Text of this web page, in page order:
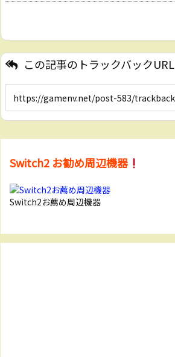
この記事のトラックバックURL
Switch2 お勧め周辺機器
Switch2お薦め周辺機器